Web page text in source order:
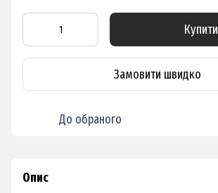
Купити
Замовити швидко
До обраного
Опис